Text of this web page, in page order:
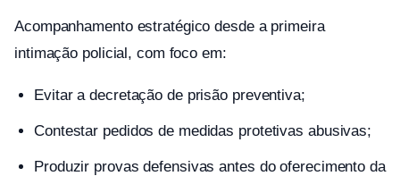
Acompanhamento estratégico desde a primeira
intimação policial, com foco em:
Evitar a decretação de prisão preventiva;
Contestar pedidos de medidas protetivas abusivas;
Produzir provas defensivas antes do oferecimento da